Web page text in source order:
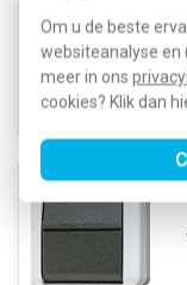
Om u de beste
websiteanalyse en
meer in ons
cookies? Klik dan